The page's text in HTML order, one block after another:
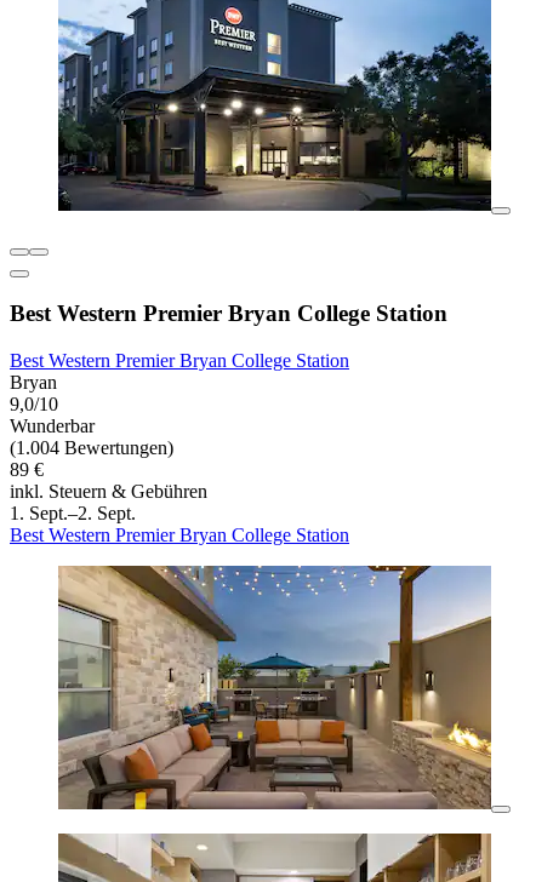
Best Western Premier Bryan College Station
Best Western Premier Bryan College Station
Bryan
9,0/10
Wunderbar
(1.004 Bewertungen)
89 €
inkl. Steuern & Gebühren
1. Sept.–2. Sept.
Best Western Premier Bryan College Station